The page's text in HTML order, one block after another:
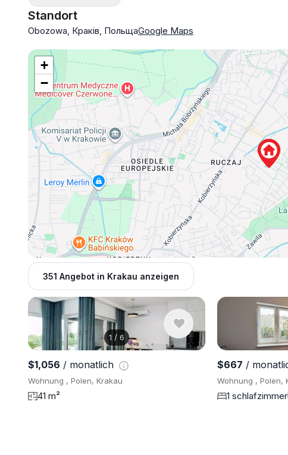
Standort
Obozowa, Краків, ПольщаGoogle Maps
+
−
351 Angebot in Krakau anzeigen
1 / 6
$1,056 / monatlich
Wohnung , Polen, Krakau
41 m²
$667 /
Wohnung , Polen,
1 schlafzimmer